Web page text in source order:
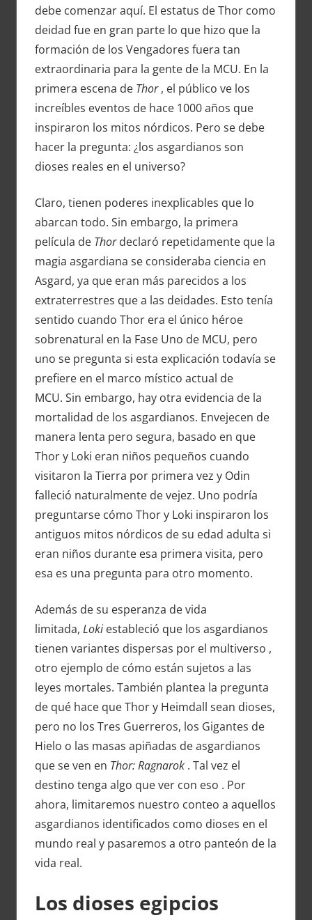
debe comenzar aquí. El estatus de Thor como
deidad fue en gran parte lo que hizo que la
formación de los Vengadores fuera tan
extraordinaria para la gente de la MCU. En la
primera escena de Thor, el público ve los
increíbles eventos de hace 1000 años que
inspiraron los mitos nórdicos. Pero se debe
hacer la pregunta: ¿los asgardianos son
dioses reales en el universo?
Claro, tienen poderes inexplicables que lo
abarcan todo. Sin embargo, la primera
película de Thordeclaró repetidamente que la
magia asgardiana se consideraba ciencia en
Asgard, ya que eran más parecidos a los
extraterrestres que a las deidades. Esto tenía
sentido cuando Thor era el único héroe
sobrenatural en la Fase Uno de MCU, pero
uno se pregunta si esta explicación todavía se
prefiere en el marco místico actual de
MCU. Sin embargo, hay otra evidencia de la
mortalidad de los asgardianos. Envejecen de
manera lenta pero segura, basado en que
Thor y Loki eran niños pequeños cuando
visitaron la Tierra por primera vez y Odin
falleció naturalmente de vejez. Uno podría
preguntarse cómo Thor y Loki inspiraron los
antiguos mitos nórdicos de su edad adulta si
eran niños durante esa primera visita, pero
esa es una pregunta para otro momento.
Además de su esperanza de vida
limitada, Lokiestableció que los asgardianos
tienen variantes dispersas por el multiverso ,
otro ejemplo de cómo están sujetos a las
leyes mortales. También plantea la pregunta
de qué hace que Thor y Heimdall sean dioses,
pero no los Tres Guerreros, los Gigantes de
Hielo o las masas apiñadas de asgardianos
que se ven en Thor: Ragnarok. Tal vez el
destino tenga algo que ver con eso . Por
ahora, limitaremos nuestro conteo a aquellos
asgardianos identificados como dioses en el
mundo real y pasaremos a otro panteón de la
vida real.
Los dioses egipcios